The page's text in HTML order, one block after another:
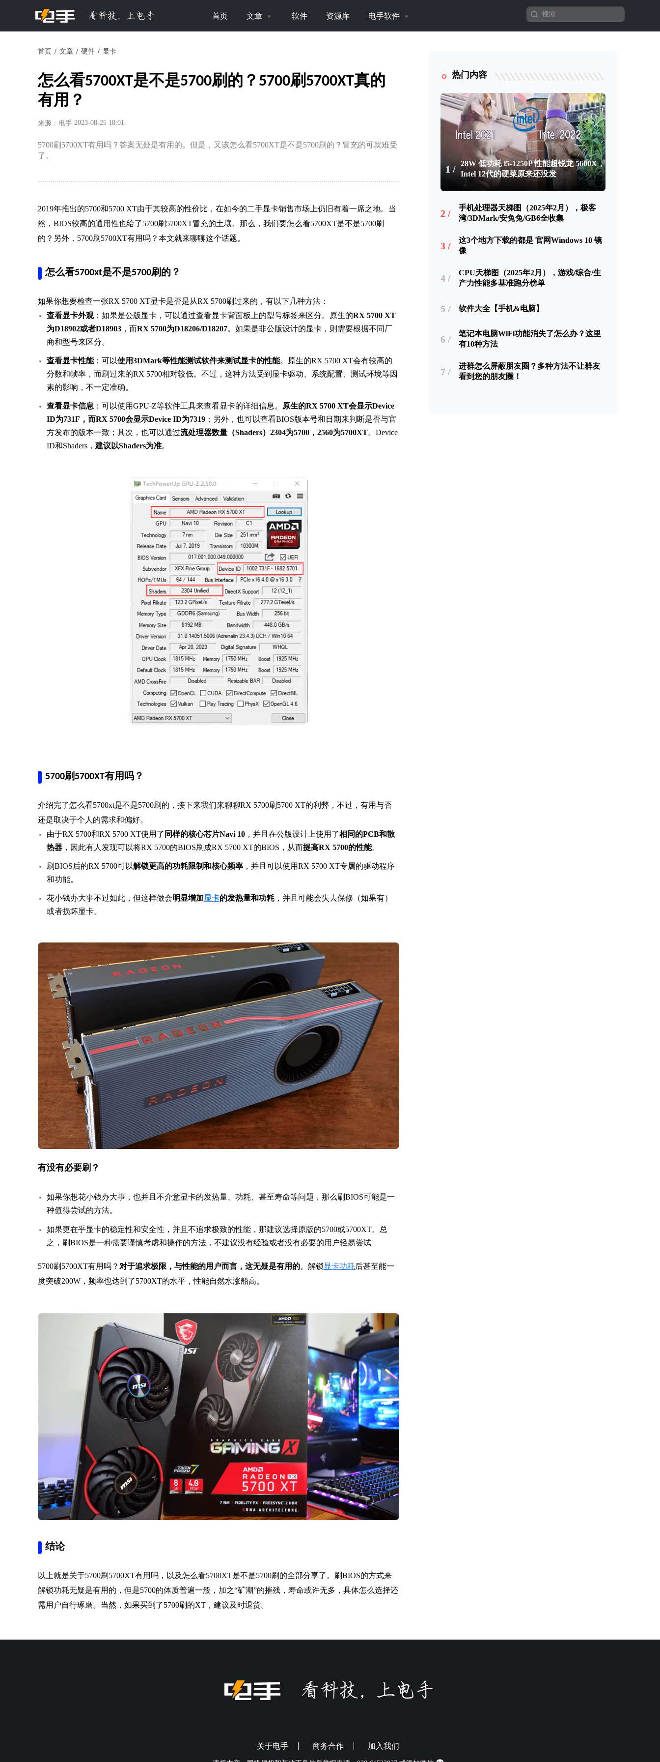
首页 文章 软件 资源库 电手软件
首页 文章 硬件 显卡
怎么看5700XT是不是5700刷的？5700刷5700XT真的
有用？
来源：电手 2023-08-25 18:01
5700刷5700XT有用吗？答案无疑是有用的。但是，又该怎么看5700XT是不是5700刷的？冒充的可就难受
了。
2019年推出的5700和5700 XT由于其较高的性价比，在如今的二手显卡销售市场上仍旧有着一席之地。当
然，BIOS较高的通用性也给了5700刷5700XT冒充的土壤。那么，我们要怎么看5700XT是不是5700刷
的？另外，5700刷5700XT有用吗？本文就来聊聊这个话题。
怎么看5700xt是不是5700刷的？
如果你想要检查一张RX 5700 XT显卡是否是从RX 5700刷过来的，有以下几种方法：
查看显卡外观：如果是公版显卡，可以通过查看显卡背面板上的型号标签来区分。原生的RX 5700 XT
为D18902或者D18903 ，而RX 5700为D18206/D18207。如果是非公版设计的显卡，则需要根据不同厂
商和型号来区分。
查看显卡性能：可以使用3DMark等性能测试软件来测试显卡的性能。原生的RX 5700 XT会有较高的
分数和帧率，而刷过来的RX 5700相对较低。不过，这种方法受到显卡驱动、系统配置、测试环境等因
素的影响，不一定准确。
查看显卡信息 ：可以使用GPU-Z等软件工具来查看显卡的详细信息。
原生的RX 5700 XT会显示Device
ID为731F，而RX 5700会显示Device ID为7319 ；另外，也可以查看BIOS版本号和日期来判断是否与官
方发布的版本一致；其次，也可以通过流处理器数量（Shaders）2304为5700，2560为5700XT。Device
ID和Shaders， 建议以Shaders为准。
5700刷5700XT有用吗？
介绍完了怎么看5700xt是不是5700刷的，接下来我们来聊聊RX 5700刷5700 XT的利弊，不过，有用与否
还是取决于个人的需求和偏好。
由于RX 5700和RX 5700 XT使用了 同样的核心芯片Navi 10 ，并且在公版设计上使用了相同的PCB和散
热器 ，因此有人发现可以将RX 5700的BIOS刷成RX 5700 XT的BIOS，从而提高RX 5700的性能。
刷BIOS后的RX 5700可以解锁更高的功耗限制和核心频率 ，并且可以使用RX 5700 XT专属的驱动程序
和功能。
花小钱办大事不过如此，但这样做会明显增加显卡的发热量和功耗 ，并且可能会失去保修（如果有）
或者损坏显卡。
有没有必要刷？
如果你想花小钱办大事，也并且不介意显卡的发热量、功耗、甚至寿命等问题，那么刷BIOS可能是一
种值得尝试的方法。
如果更在乎显卡的稳定性和安全性，并且不追求极致的性能，那建议选择原版的5700或5700XT。总
之，刷BIOS是一种需要谨慎考虑和操作的方法，不建议没有经验或者没有必要的用户轻易尝试
5700刷5700XT有用吗？ 对于追求极限，与性能的用户而言，这无疑是有用的。解锁显卡功耗后甚至能一
度突破200W，频率也达到了5700XT的水平，性能自然水涨船高。
结论
以上就是关于5700刷5700XT有用吗，以及怎么看5700XT是不是5700刷的全部分享了。刷BIOS的方式来
解锁功耗无疑是有用的，但是5700的体质普遍一般，加之“矿潮”的摧残，寿命或许无多，具体怎么选择还
需用户自行琢磨。当然，如果买到了5700刷的XT，建议及时退货。
热门内容
1 /
28W 低功耗 i5-1250P 性能超锐龙 5600X，
Intel 12代的硬菜原来还没发
2 /
手机处理器天梯图（2025年2月），极客
湾/3DMark/安兔兔/GB6全收集
3 /
这3个地方下载的都是 官网Windows 10 镜
像
4 /
CPU天梯图（2025年2月），游戏/综合/生
产力性能多基准跑分榜单
5 / 软件大全【手机&电脑】
6 /
笔记本电脑WiFi功能消失了怎么办？这里
有10种方法
7 /
进群怎么屏蔽朋友圈？多种方法不让群友
看到您的朋友圈！
关于电手 商务合作 加入我们